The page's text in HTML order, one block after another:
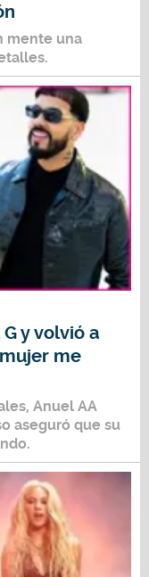
mente una
y volvió a
me
Anuel AA
aseguró que su